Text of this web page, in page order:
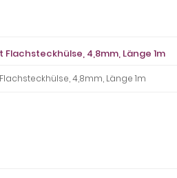
Flachsteckhülse, 4,8mm, Länge 1m
4,8mm, Länge 1m